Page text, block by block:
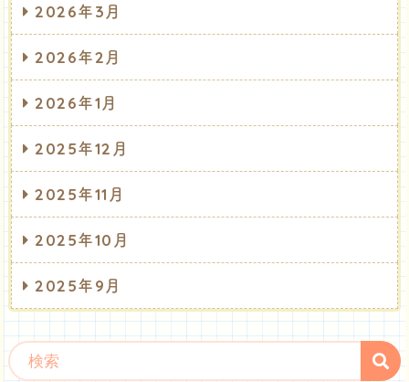
2026年3月
2026年2月
2026年1月
2025年12月
2025年11月
2025年10月
2025年9月